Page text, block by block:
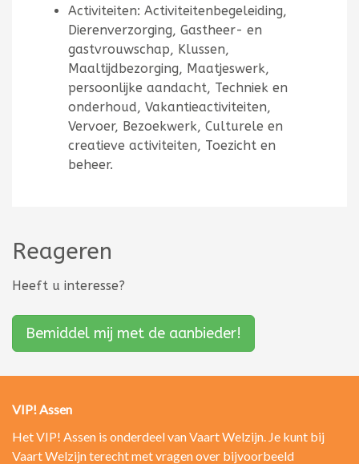
Activiteiten: Activiteitenbegeleiding,
Dierenverzorging, Gastheer- en
gastvrouwschap, Klussen,
Maaltijdbezorging, Maatjeswerk,
persoonlijke aandacht, Techniek en
onderhoud, Vakantieactiviteiten,
Vervoer, Bezoekwerk, Culturele en
creatieve activiteiten, Toezicht en
beheer.
Reageren
Heeft u interesse?
Bemiddel mij met de aanbieder!
VIP! Assen
Het VIP! Assen is onderdeel van Vaart Welzijn. Je kunt bij
Vaart Welzijn terecht met vragen over bijvoorbeeld